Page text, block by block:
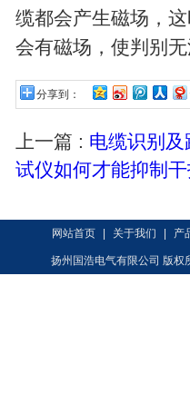
缆都会产生磁场，
会有磁场，使判别
分享到：
上一篇 : 电缆识别
试仪如何才能抑制
网站首页 关于我们 产
扬州国浩电气有限公司 版权